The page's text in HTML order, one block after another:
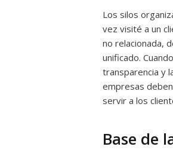
Los silos
vez visité a un
no relacionada,
unificado.
transparencia y
empresas
servir a los
Base de